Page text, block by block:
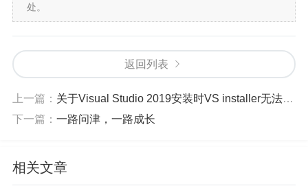
处。
返回列表
上一篇： 关于Visual Studio 2019安装时VS installer无法下载文件，进度条为0，显示网络有问题的解决办法
下一篇： 一路问津，一路成长
相关文章